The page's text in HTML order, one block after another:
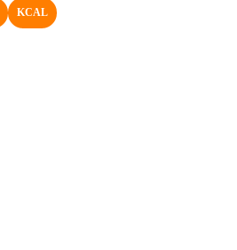
KCAL